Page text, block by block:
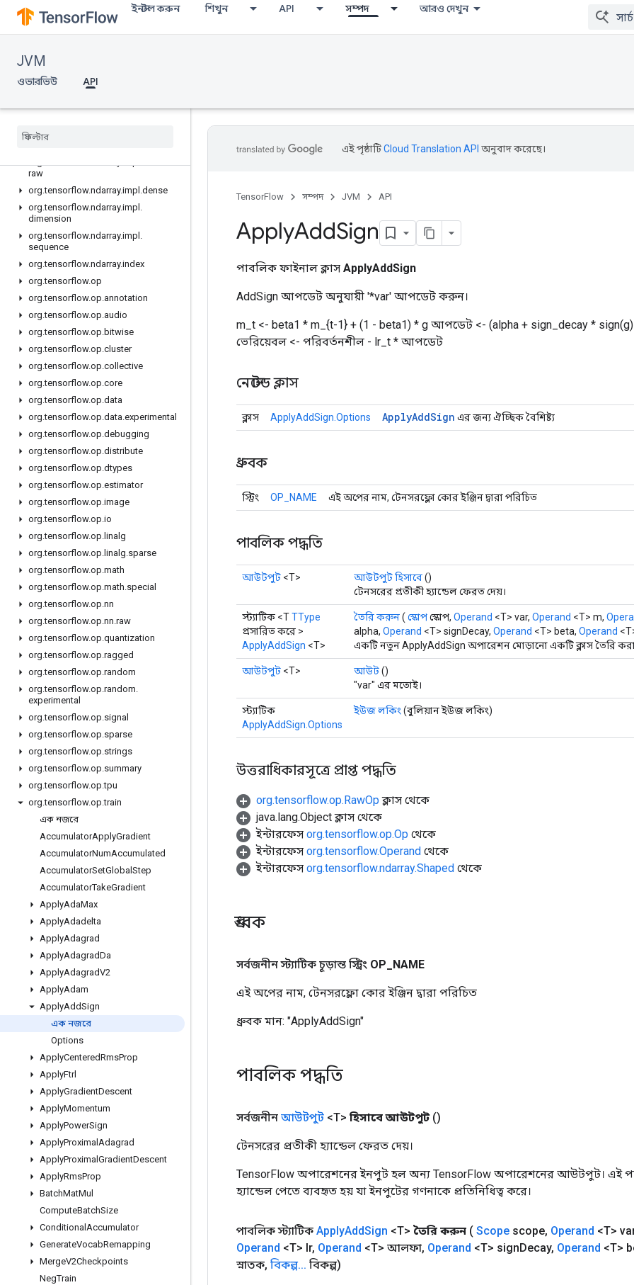
ইনস্টল করুন শিখুন API সম্পদ আরও দেখুন
JVM
ওভারভিউ API
org.tensorflow.ndarray.buffer
org.tensorflow.ndarray.buffer.layout
org.tensorflow.ndarray.impl
org.tensorflow.ndarray.impl.buffer
org.tensorflow.ndarray.impl.buffer.layout
org.tensorflow
raw
org.tensorflow.ndarray.impl .dense
org.tensorflow.ndarray.impl .
dimension
org.tensorflow.ndarray.impl .
sequence
org.tensorflow.ndarray.index
org.tensorflow.op
org.tensorflow.op.annotation
org.tensorflow.op.audio
org.tensorflow.op.bitwise
org.tensorflow.op.cluster
org.tensorflow.op.collective
org.tensorflow.op.core
org.tensorflow.op.data
org.tensorflow.op.data.experimental
org.tensorflow.op.debugging
org.tensorflow.op.distribute
org.tensorflow.op.dtypes
org.tensorflow.op.estimator
org.tensorflow.op.image
org.tensorflow.op.io
org.tensorflow.op. linalg
org.tensorflow.op. linalg.sparse
org.tensorflow.op.math
org.tensorflow.op.math.special
org.tensorflow.op.nn
org.tensorflow.op.nn.raw
org.tensorflow.op.quantization
org.tensorflow.op.ragged
org.tensorflow.op.random
org.tensorflow.op.random.
experimental
org.tensorflow.op.signal
org.tensorflow.op.sparse
org.tensorflow.op.strings
org.tensorflow.op.summary
org.tensorflow.op.tpu
org.tensorflow.op.train
এক নজরে
AccumulatorApplyGradient
AccumulatorNumAccumulated
AccumulatorSetGlobal Step
AccumulatorTakeGradient
ApplyAdaMax
ApplyAdadelta
ApplyAdagrad
ApplyAdagradDa
ApplyAdagradV2
ApplyAdam
ApplyAddSign
এক নজরে
Options
ApplyCenteredRmsProp
ApplyFtrl
ApplyGradientDescent
ApplyMomentum
ApplyPowerSign
ApplyProximal Adagrad
ApplyProximal GradientDescent
ApplyRmsProp
BatchMatMul
ComputeBatchSize
Conditional Accumulator
GenerateVocabRemapping
MergeV2Checkpoints
NegTrain
এই পৃষ্ঠাটিCloud Translation API অনুবাদ করেছে।
TensorFlow সম্পদ JVM API
ApplyAddSign
পাবলিক ফাইনাল ক্লাস ApplyAddSign
AddSign আপডেট অনুযায়ী '*var' আপডেট করুন।
m_t <- beta1 * m_{t-1} + (1 - beta1) * g আপডেট <- (alpha + sign_decay *
ভেরিয়েবল <- পরিবর্তনশীল - lr_t * আপডেট
নেস্টেড ক্লাস
ক্লাস ApplyAddSign.Options ApplyAddSign এর জন্য ঐচ্ছিক বৈশিষ্ট্য
ধ্রুবক
স্ট্রিং OP_NAME এই অপের নাম, টেনসরফ্লো কোর ইঞ্জিন দ্বারা পরিচিত
পাবলিক পদ্ধতি
আউটপুট <T> আউটপুট হিসাবে()
টেনসরের প্রতীকী হ্যান্ডেল ফেরত দেয়।
স্ট্যাটিক <TTType
প্রসারিত করে >
ApplyAddSign <T>
তৈরি করুন( স্কোপস্কোপ, Operand <T> var, Operand <T> m,
alpha, Operand <T> signDecay, Operand <T> beta, Operand
একটি নতুন ApplyAddSign অপারেশন মোড়ানো একটি ক্লাস তৈরি
আউটপুট <T> আউট()
"var" এর মতোই।
স্ট্যাটিক
ApplyAddSign.Options
ইউজ লকিং (বুলিয়ান ইউজ লকিং)
উত্তরাধিকারসূত্রে প্রাপ্ত পদ্ধতি
org.tensorflow.op.RawOp ক্লাস থেকে
java.lang.Object ক্লাস থেকে
ইন্টারফেস org.tensorflow.op.Op থেকে
ইন্টারফেস org.tensorflow.Operand থেকে
ইন্টারফেস org.tensorflow.ndarray.Shaped থেকে
ধ্রুবক
সর্বজনীন স্ট্যাটিক চূড়ান্ত স্ট্রিং OP NAME
এই অপের নাম, টেনসরফ্লো কোর ইঞ্জিন দ্বারা পরিচিত
ধ্রুবক মান: "ApplyAddSign"
পাবলিক পদ্ধতি
সর্বজনীন আউটপুট <T> হিসাবে আউটপুট ()
টেনসরের প্রতীকী হ্যান্ডেল ফেরত দেয়।
TensorFlow অপারেশনের ইনপুট হল অন্য TensorFlow অপারেশনের আউটপুট। এই
হ্যান্ডেল পেতে ব্যবহৃত হয় যা ইনপুটের গণনাকে প্রতিনিধিত্ব করে।
পাবলিক স্ট্যাটিক ApplyAddSign <T> তৈরি করুন ( Scope scope, Operand <T>
Operand <T> lr, Operand <T> আলফা, Operand <T> signDecay, Operand <T>
স্নাতক, বিকল্প... বিকল্প)